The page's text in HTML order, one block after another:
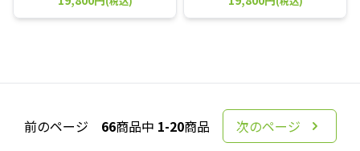
前のページ 66商品中 1-20商品 次のページ